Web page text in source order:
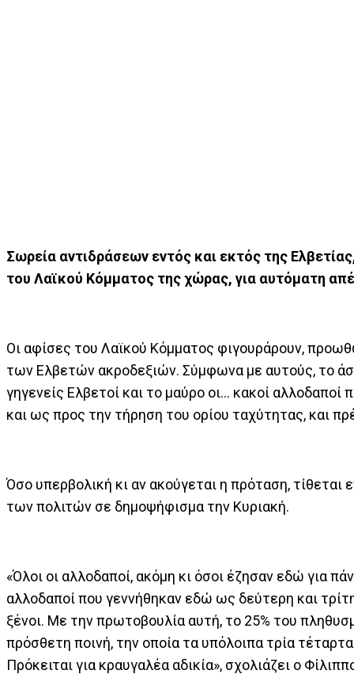
Σωρεία αντιδράσεων εντός και εκτός της
του Λαϊκού Κόμματος της χώρας, για αυτόματη
Οι αφίσες του Λαϊκού Κόμματος φιγουράρουν,
των Ελβετών ακροδεξιών. Σύμφωνα με αυτούς, το
γηγενείς Ελβετοί και το μαύρο οι… κακοί αλλοδαποί
και ως προς την τήρηση του ορίου ταχύτητας, και
Όσο υπερβολική κι αν ακούγεται η πρόταση, τίθεται
των πολιτών σε δημοψήφισμα την Κυριακή.
«Όλοι οι αλλοδαποί, ακόμη κι όσοι έζησαν εδώ για
αλλοδαποί που γεννήθηκαν εδώ ως δεύτερη και τρίτη
ξένοι. Με την πρωτοβουλία αυτή, το 25% του
πρόσθετη ποινή, την οποία τα υπόλοιπα τρία
Πρόκειται για κραυγαλέα αδικία», σχολιάζει ο